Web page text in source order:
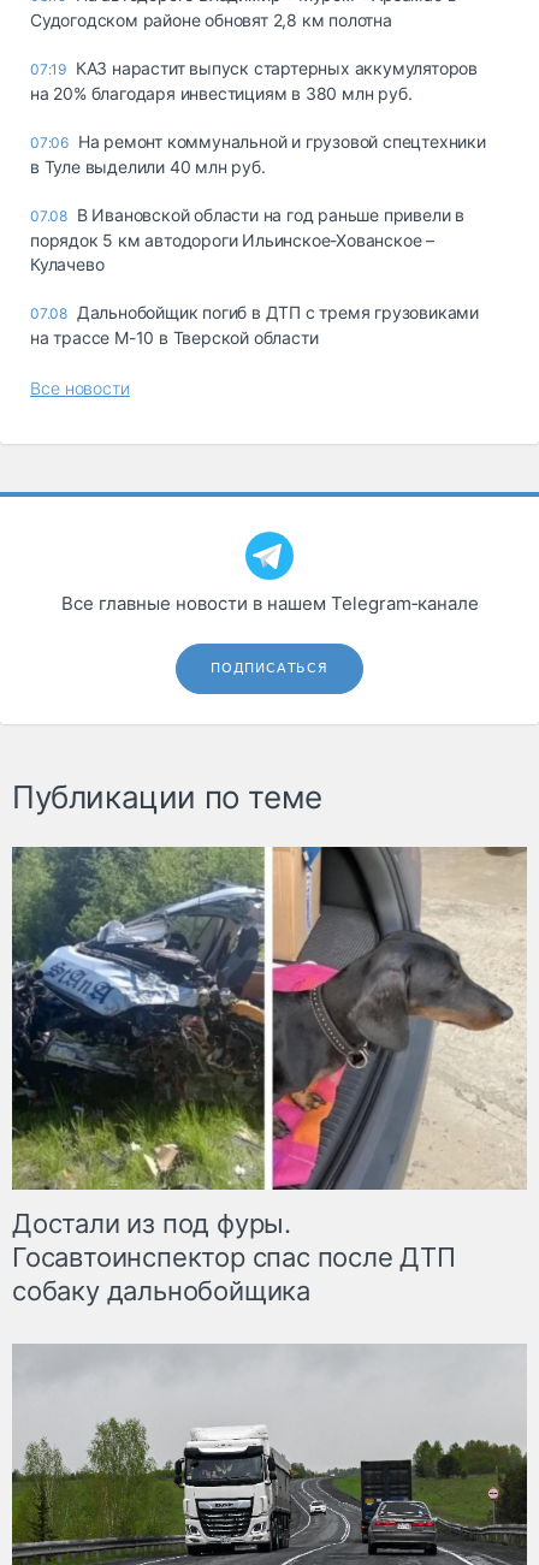
Судогодском районе обновят 2,8 км полотна
07:19 КАЗ нарастит выпуск стартерных аккумуляторов
на 20% благодаря инвестициям в 380 млн руб.
07:06 На ремонт коммунальной и грузовой спецтехники
в Туле выделили 40 млн руб.
07.08 В Ивановской области на год раньше привели в
порядок 5 км автодороги Ильинское-Хованское –
Кулачево
07.08 Дальнобойщик погиб в ДТП с тремя грузовиками
на трассе М-10 в Тверской области
Все новости
Все главные новости в нашем Telegram‑канале
ПОДПИСАТЬСЯ
Публикации по теме
Достали из под фуры.
Госавтоинспектор спас после ДТП
собаку дальнобойщика